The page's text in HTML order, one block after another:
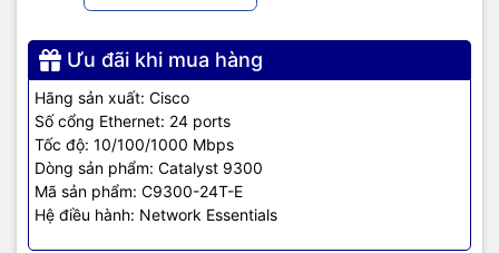
Ưu đãi khi mua hàng
Hãng sản xuất: Cisco
Số cổng Ethernet: 24 ports
Tốc độ: 10/100/1000 Mbps
Dòng sản phẩm: Catalyst 9300
Mã sản phẩm: C9300-24T-E
Hệ điều hành: Network Essentials
② truy cập bàn điều khiển không dây tùy chọn với Bluetooth
③ HA-NSF / SSO tốt nhất
④ 24 cổng 1G
Thiết kế mặt sau Switch Cisco
C9300-24T-E